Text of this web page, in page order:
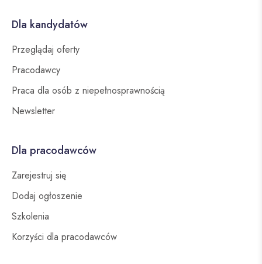
Dla kandydatów
Przeglądaj oferty
Pracodawcy
Praca dla osób z niepełnosprawnością
Newsletter
Dla pracodawców
Zarejestruj się
Dodaj ogłoszenie
Szkolenia
Korzyści dla pracodawców